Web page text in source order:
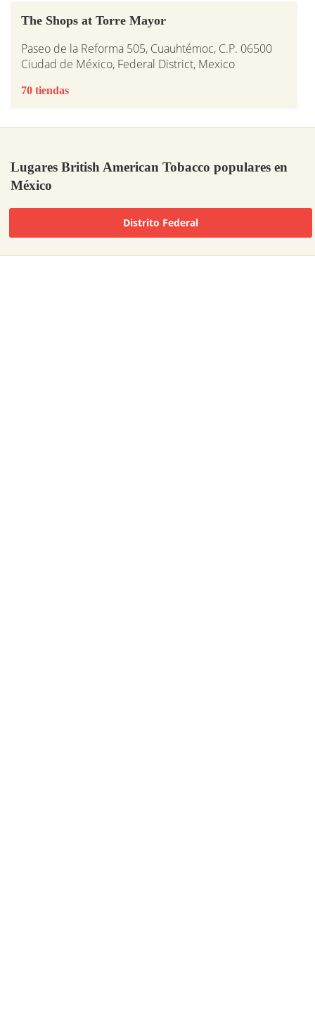
The Shops at Torre Mayor
Paseo de la Reforma 505, Cuauhtémoc, C.P. 06500
Ciudad de México, Federal District, Mexico
70 tiendas
Lugares British American Tobacco populares en
México
Distrito Federal